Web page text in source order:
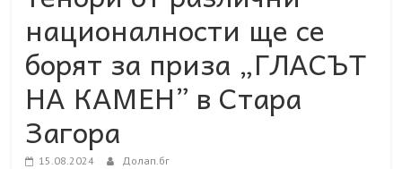
националности ще се
борят за приза „ГЛАСЪТ
НА КАМЕН” в Стара
Загора
15.08.2024 Долап.бг